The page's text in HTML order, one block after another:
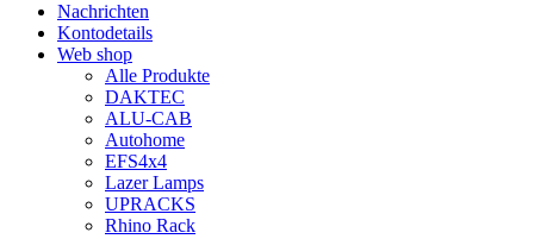
Nachrichten
Kontodetails
Web shop
Alle Produkte
DAKTEC
ALU-CAB
Autohome
EFS4x4
Lazer Lamps
UPRACKS
Rhino Rack